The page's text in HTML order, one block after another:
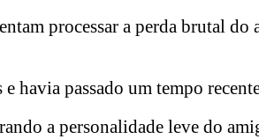
processar a perda brutal do
havia passado um tempo
a personalidade leve do